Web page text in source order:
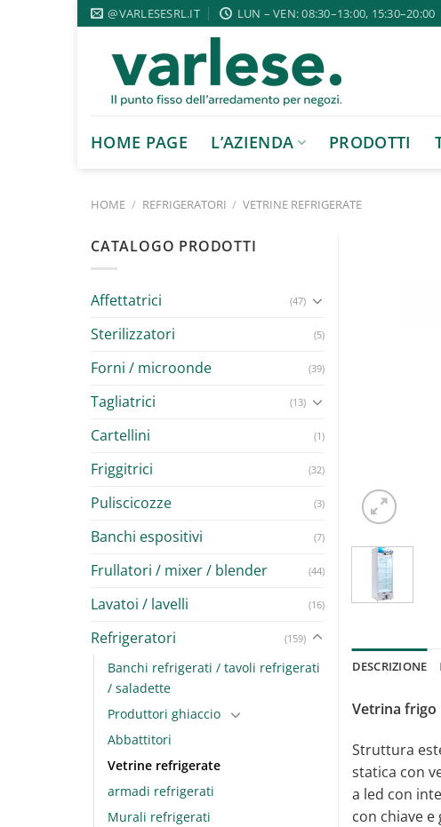
Salta
ai
contenuti
@VARLESESRL.IT LUN – VEN: 08:30–13:00, 15:30–20:00
HOME PAGE L’AZIENDA PRODOTTI
HOME / REFRIGERATORI / VETRINE REFRIGERATE
CATALOGO PRODOTTI
Affettatrici (47)
Sterilizzatori (5)
Forni / microonde (39)
Tagliatrici (13)
Cartellini (1)
Friggitrici (32)
Puliscicozze (3)
Banchi espositivi (7)
Frullatori / mixer / blender (44)
Lavatoi / lavelli (16)
Refrigeratori (159)
Banchi refrigerati / tavoli refrigerati
/ saladette
Produttori ghiaccio
Abbattitori
Vetrine refrigerate
armadi refrigerati
Murali refrigerati
DESCRIZIONE
Vetrina frigo
Struttura
statica con
a led con
con chiave